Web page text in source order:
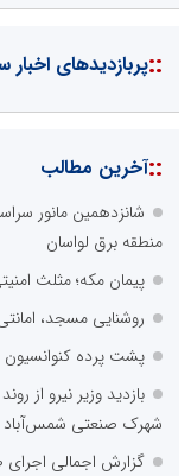
::پربازدیدهای
::آخرین مطالب
شانزدهمین مانور
منطقه برق لواسان
پیمان مکه؛ مثلث
روشنایی مسجد،
پشت پرده کنوانسیون
بازدید وزیر نیرو از
شهرک صنعتی شمس‌آباد
گزارش اجمالی اجرای طرح ملی